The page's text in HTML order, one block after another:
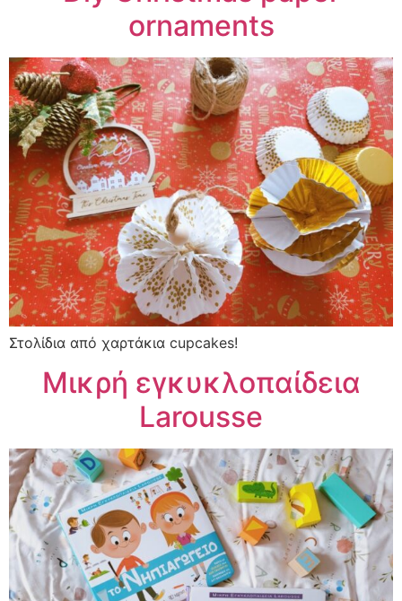
ornaments
Στολίδια από χαρτάκια cupcakes!
Μικρή εγκυκλοπαίδεια
Larousse